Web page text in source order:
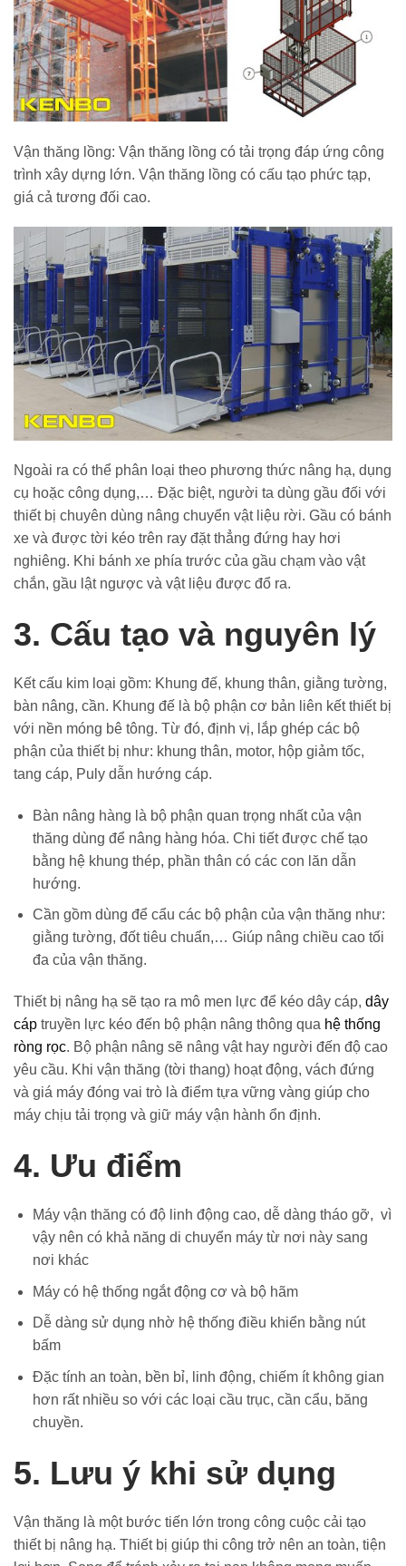
Vận thăng lồng: Vận thăng lồng có tải trọng đáp ứng công
trình xây dựng lớn. Vận thăng lồng có cấu tạo phức tạp,
giá cả tương đối cao.
Ngoài ra có thể phân loại theo phương thức nâng hạ, dụng
cụ hoặc công dụng,… Đặc biệt, người ta dùng gầu đối với
thiết bị chuyên dùng nâng chuyển vật liệu rời. Gầu có bánh
xe và được tời kéo trên ray đặt thẳng đứng hay hơi
nghiêng. Khi bánh xe phía trước của gầu chạm vào vật
chắn, gầu lật ngược và vật liệu được đổ ra.
3. Cấu tạo và nguyên lý
Kết cấu kim loại gồm: Khung đế, khung thân, giằng tường,
bàn nâng, cần. Khung đế là bộ phận cơ bản liên kết thiết bị
với nền móng bê tông. Từ đó, định vị, lắp ghép các bộ
phận của thiết bị như: khung thân, motor, hộp giảm tốc,
tang cáp, Puly dẫn hướng cáp.
Bàn nâng hàng là bộ phận quan trọng nhất của vận
thăng dùng để nâng hàng hóa. Chi tiết được chế tạo
bằng hệ khung thép, phần thân có các con lăn dẫn
hướng.
Cần gồm dùng để cẩu các bộ phận của vận thăng như:
giằng tường, đốt tiêu chuẩn,… Giúp nâng chiều cao tối
đa của vận thăng.
Thiết bị nâng hạ sẽ tạo ra mô men lực để kéo dây cáp, dây
cáp truyền lực kéo đến bộ phận nâng thông qua hệ thống
ròng rọc. Bộ phận nâng sẽ nâng vật hay người đến độ cao
yêu cầu. Khi vận thăng (tời thang) hoạt động, vách đứng
và giá máy đóng vai trò là điểm tựa vững vàng giúp cho
máy chịu tải trọng và giữ máy vận hành ổn định.
4. Ưu điểm
Máy vận thăng có độ linh động cao, dễ dàng tháo gỡ, vì
vậy nên có khả năng di chuyển máy từ nơi này sang
nơi khác
Máy có hệ thống ngắt động cơ và bộ hãm
Dễ dàng sử dụng nhờ hệ thống điều khiển bằng nút
bấm
Đặc tính an toàn, bền bỉ, linh động, chiếm ít không gian
hơn rất nhiều so với các loại cầu trục, cần cẩu, băng
chuyền.
5. Lưu ý khi sử dụng
Vận thăng là một bước tiến lớn trong công cuộc cải tạo
thiết bị nâng hạ. Thiết bị giúp thi công trở nên an toàn, tiện